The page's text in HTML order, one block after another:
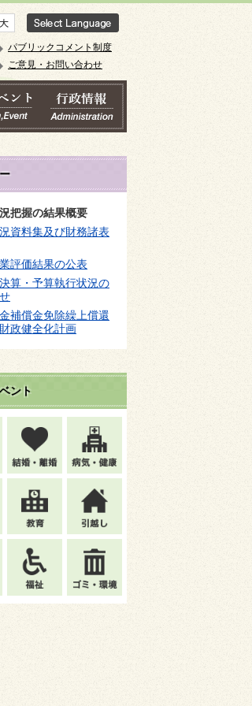
パブリックコメント制度
ご意見・お問い合わせ
把握の結果概要
資料集及び財務諸表
評価結果の公表
算・予算執行状況の
補償金免除繰上償還
政健全化計画
ント